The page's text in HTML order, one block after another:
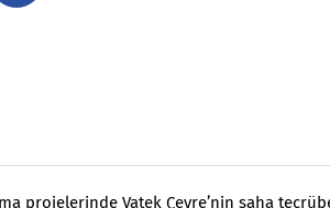
projelerinde Vatek Çevre’nin saha